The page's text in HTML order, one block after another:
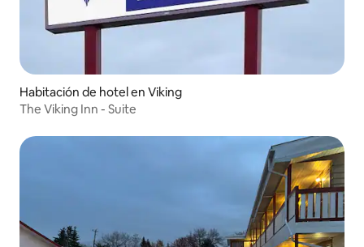
Habitación de hotel en Viking
The Viking Inn - Suite